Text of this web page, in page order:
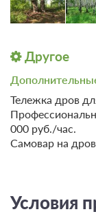
Другое
Тележка дров
000 руб./час.
Самовар на
Условия